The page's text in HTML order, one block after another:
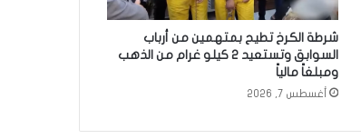
شرطة الكرخ تطيح بمتهمين من أرباب
السوابق وتستعيد 2 كيلو غرام من الذهب
ومبلغاً مالياً
أغسطس 7, 2026